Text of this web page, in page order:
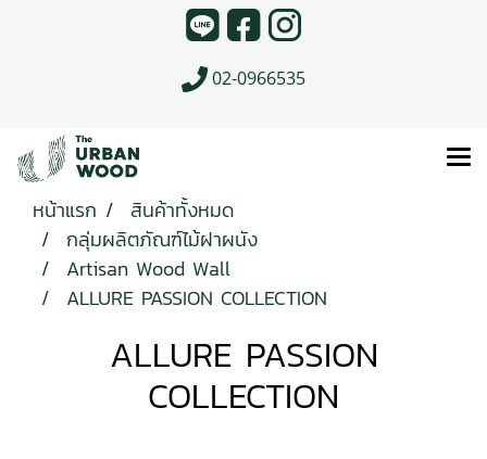
02-0966535
หน้าแรก
สินค้าทั้งหมด
กลุ่มผลิตภัณฑ์ไม้ฝาผนัง
Artisan Wood Wall
ALLURE PASSION COLLECTION
ALLURE PASSION
COLLECTION